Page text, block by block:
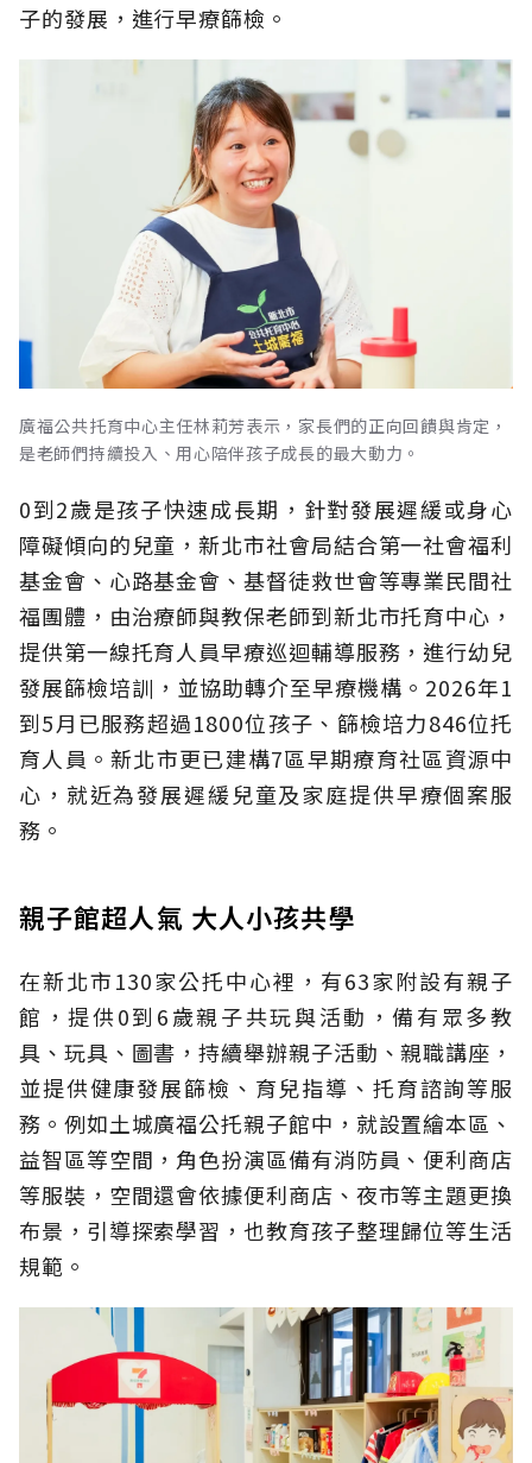
子的發展，進行早療篩檢。
廣福公共托育中心主任林莉芳表示，家長們的正向回饋與肯定，
是老師們持續投入、用心陪伴孩子成長的最大動力。
0到2歲是孩子快速成長期，針對發展遲緩或身心
障礙傾向的兒童，新北市社會局結合第一社會福利
基金會、心路基金會、基督徒救世會等專業民間社
福團體，由治療師與教保老師到新北市托育中心，
提供第一線托育人員早療巡迴輔導服務，進行幼兒
發展篩檢培訓，並協助轉介至早療機構。2026年1
到5月已服務超過1800位孩子、篩檢培力846位托
育人員。新北市更已建構7區早期療育社區資源中
心，就近為發展遲緩兒童及家庭提供早療個案服
務。
親子館超人氣 大人小孩共學
在新北市130家公托中心裡，有63家附設有親子
館，提供0到6歲親子共玩與活動，備有眾多教
具、玩具、圖書，持續舉辦親子活動、親職講座，
並提供健康發展篩檢、育兒指導、托育諮詢等服
務。例如土城廣福公托親子館中，就設置繪本區、
益智區等空間，角色扮演區備有消防員、便利商店
等服裝，空間還會依據便利商店、夜市等主題更換
布景，引導探索學習，也教育孩子整理歸位等生活
規範。